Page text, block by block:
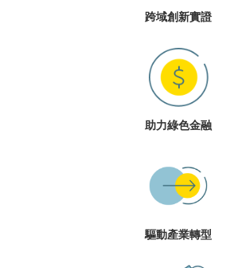
跨域創新實證
助力綠色金融
驅動產業轉型